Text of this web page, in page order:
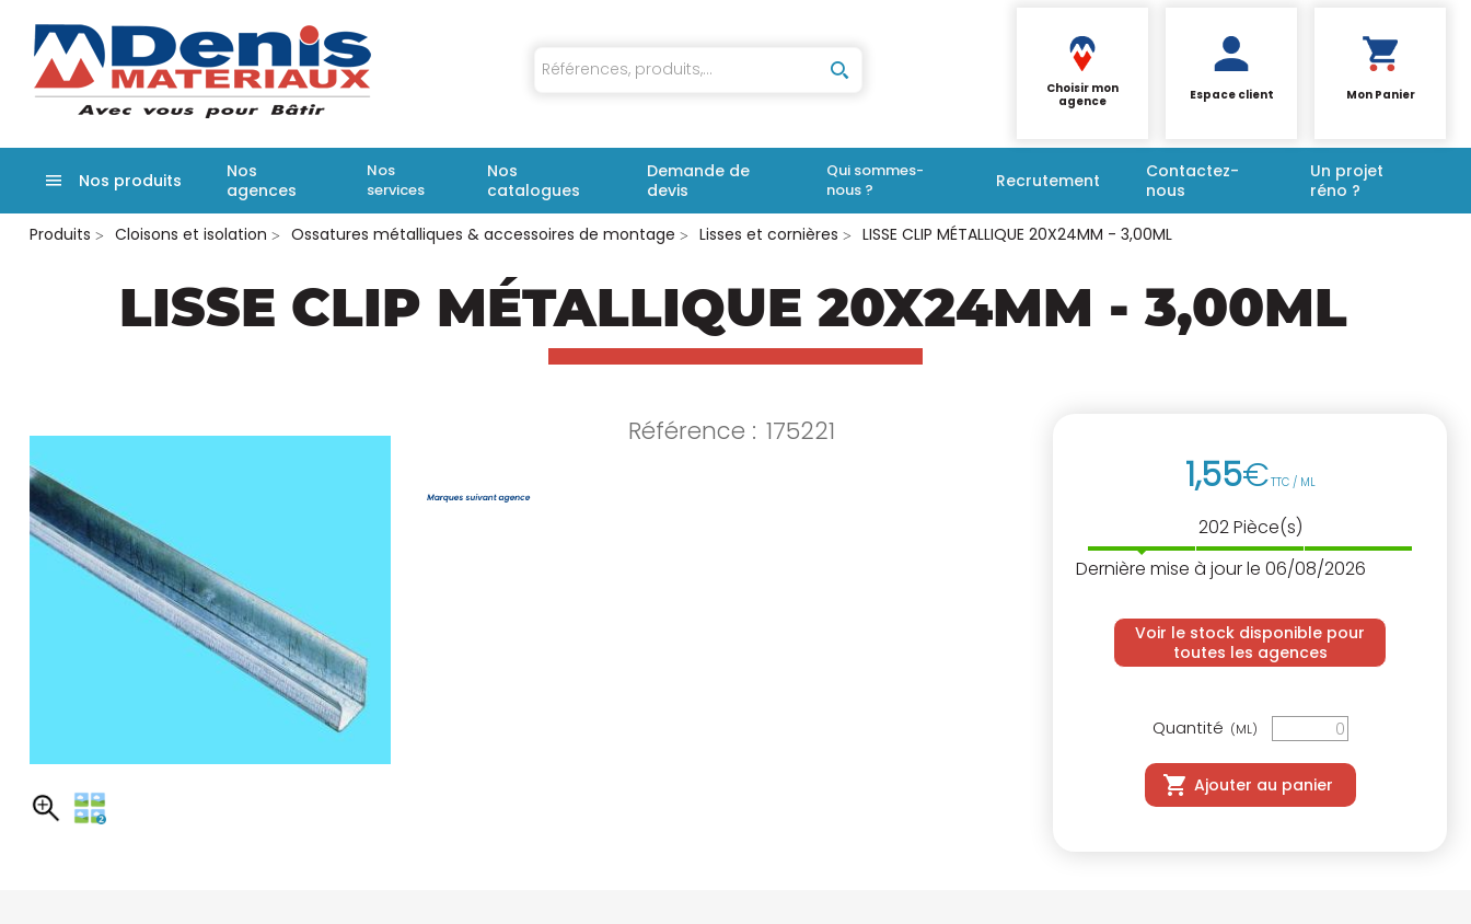
Aller
Choisir mon
agence
Espace client Mon Panier
Nos produits
Nos
agences
Nos
services
Nos
catalogues
Demande de
devis
Qui sommes-
nous ?
Recrutement
Contactez-
nous
Un projet
réno ?
Produits
Cloisons et isolation Ossatures métalliques & accessoires de montage Lisses et cornières LISSE CLIP MÉTALLIQUE 20X24MM - 3,00ML
LISSE CLIP MÉTALLIQUE 20X24MM - 3,00ML
Référence : 175221
1,55€TTC / ML
202Pièce(s)
Dernière mise à jour le 06/08/2026
Voir le stock disponible pour
toutes les agences
Quantité (ML)
Ajouter au panier